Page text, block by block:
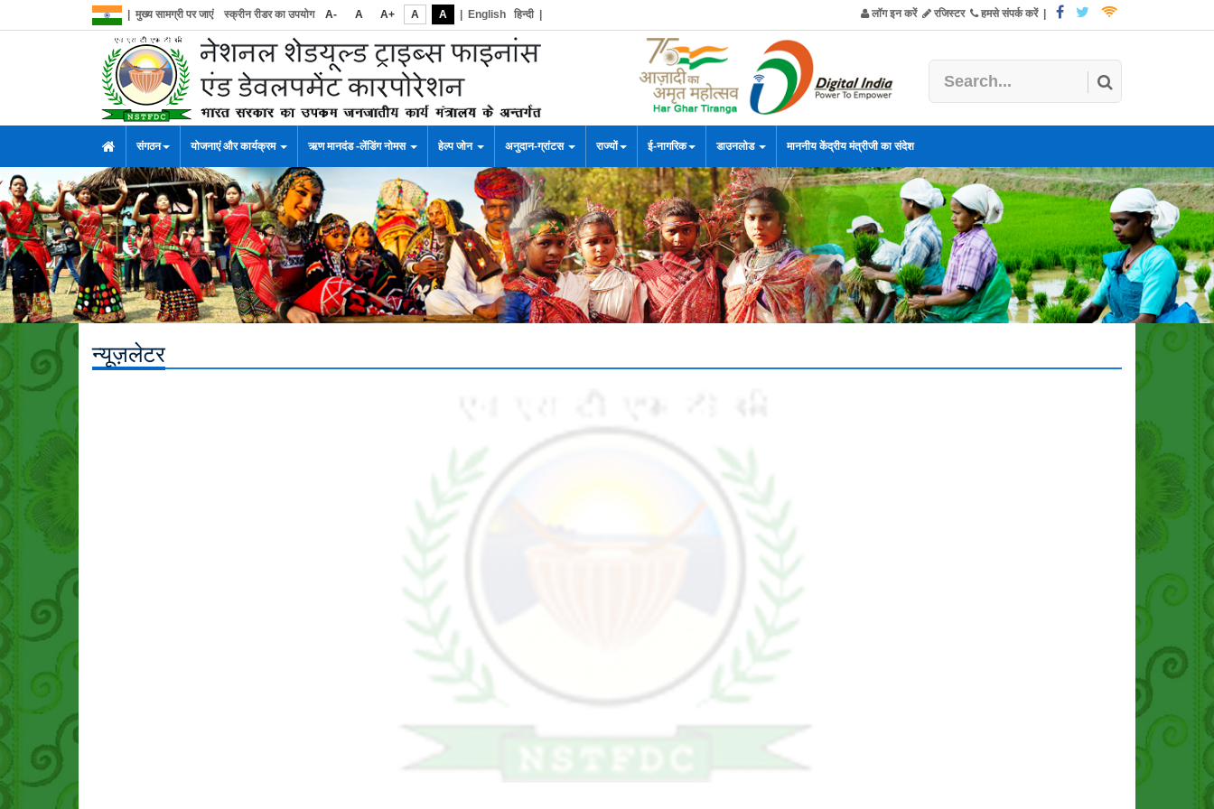
मुख्य सामग्री पर जाएं स्क्रीन रीडर का उपयोग A- A A+ A A English हिन्दी| लॉग इन करें रजिस्टर हमसे संपर्क करें|
संगठन योजनाएं और कार्यक्रम ऋण मानदंड -लेंडिंग नोमस हेल्प जोन अनुदान-ग्रांटस राज्यों ई-नागरिक डाउनलोड माननीय केंद्रीय मंत्रीजी का संदेश
न्यूज़लेटर